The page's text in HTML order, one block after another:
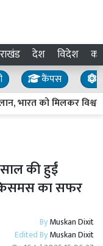
देश विदेश
कैंपस
भारत को मिलकर
की हुईं
का सफर
ByMuskan Dixit
Edited ByMuskan Dixit